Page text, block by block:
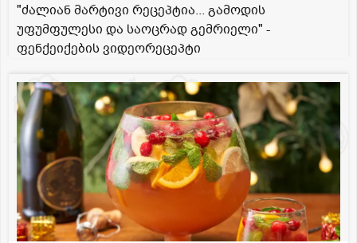
"ძალიან მარტივი რეცეპტია... გამოდის
უფუმფულესი და საოცრად გემრიელი" -
ფენქეიქების ვიდეორეცეპტი